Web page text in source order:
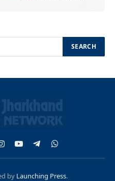
Instagram
YouTubeTelegramWhatsApp
by Launching Press.